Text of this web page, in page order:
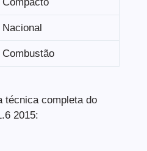
Nacional
Combustão
técnica completa do
2015: